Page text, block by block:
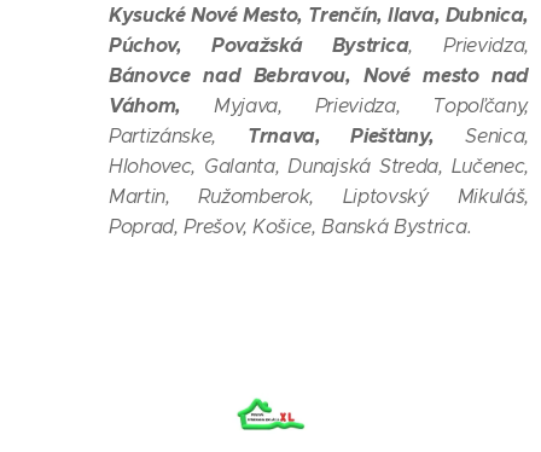
Kysucké Nové Mesto, Trenčín, Ilava, Dubnica,
Púchov, Považská Bystrica, Prievidza,
Bánovce nad Bebravou, Nové mesto nad
Váhom,
Myjava, Prievidza, Topoľčany,
Partizánske, Trnava, Piešťany, Senica,
Hlohovec, Galanta, Dunajská Streda, Lučenec,
Martin, Ružomberok, Liptovský Mikuláš,
Poprad, Prešov, Košice, Banská Bystrica.